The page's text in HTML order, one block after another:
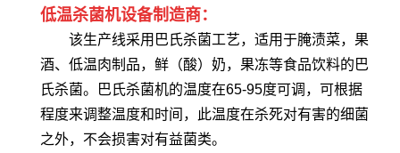
低温杀菌机设备制造商：
该生产线采用巴氏杀菌工艺，适用于腌渍菜，果
酒、低温肉制品，鲜（酸）奶，果冻等食品饮料的巴
氏杀菌。巴氏杀菌机的温度在65-95度可调，可根据
程度来调整温度和时间，此温度在杀死对有害的细菌
之外，不会损害对有益菌类。